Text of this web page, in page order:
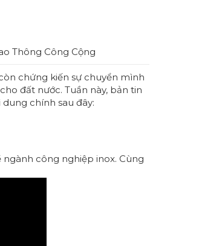
Thông Công Cộng
chứng kiến sự chuyển mình
đất nước. Tuần này, bản tin
chính sau đây:
công nghiệp inox. Cùng